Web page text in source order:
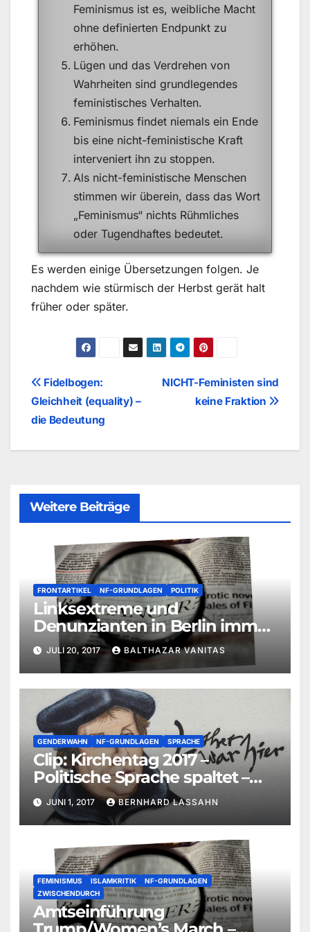
Feminismus ist es, weibliche Macht
ohne definierten Endpunkt zu
erhöhen.
Lügen und das Verdrehen von
Wahrheiten sind grundlegendes
feministisches Verhalten.
Feminismus findet niemals ein Ende
bis eine nicht-feministische Kraft
interveniert ihn zu stoppen.
Als nicht-feministische Menschen
stimmen wir überein, dass das Wort
„Feminismus“ nichts Rühmliches
oder Tugendhaftes bedeutet.
Es werden einige Übersetzungen folgen. Je
nachdem wie stürmisch der Herbst gerät halt
früher oder später.
Beitragsnavigation
NICHT-Feministen sind
keine Fraktion
Fidelbogen:
Gleichheit (equality) –
die Bedeutung
Weitere Beiträge
FRONTARTIKEL NF-GRUNDLAGEN POLITIK
Linksextreme und
Denunzianten in Berlin immer
gewaltbereiter
JULI 20, 2017 BALTHAZAR VANITAS
GENDERWAHN NF-GRUNDLAGEN SPRACHE
Clip: Kirchentag 2017 –
Politische Sprache spaltet –
Bernhard Lassahn
JUNI 1, 2017 BERNHARD LASSAHN
FEMINISMUS ISLAMKRITIK
NF-GRUNDLAGEN
ZWISCHENDURCH
Amtseinführung